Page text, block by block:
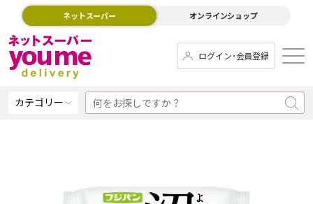
ネットスーパー オンラインショップ
ログイン･会員登録
カテゴリー